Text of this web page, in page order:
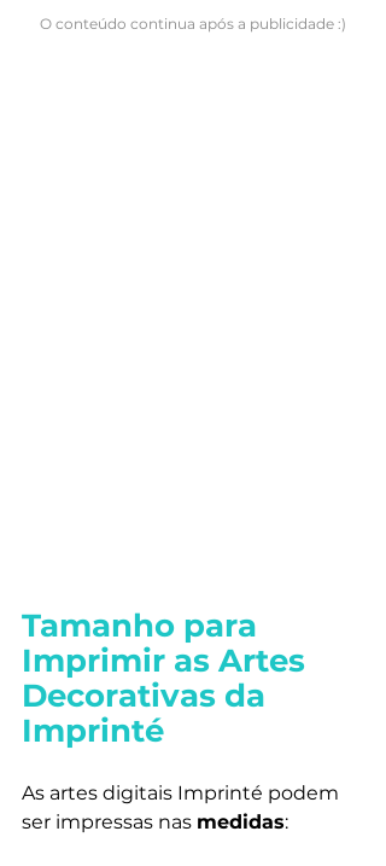
O conteúdo continua após a publicidade :)
Tamanho para
Imprimir as Artes
Decorativas da
Imprinté
As artes digitais Imprinté podem
ser impressas nas medidas: